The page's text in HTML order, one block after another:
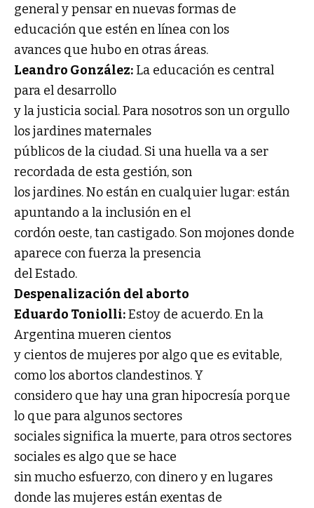
general y pensar en nuevas formas de
educación que estén en línea con los
avances que hubo en otras áreas.
Leandro González: La educación es central
para el desarrollo
y la justicia social. Para nosotros son un orgullo
los jardines maternales
públicos de la ciudad. Si una huella va a ser
recordada de esta gestión, son
los jardines. No están en cualquier lugar: están
apuntando a la inclusión en el
cordón oeste, tan castigado. Son mojones donde
aparece con fuerza la presencia
del Estado.
Despenalización del aborto
Eduardo Toniolli:Estoy de acuerdo. En la
Argentina mueren cientos
y cientos de mujeres por algo que es evitable,
como los abortos clandestinos. Y
considero que hay una gran hipocresía porque
lo que para algunos sectores
sociales significa la muerte, para otros sectores
sociales es algo que se hace
sin mucho esfuerzo, con dinero y en lugares
donde las mujeres están exentas de